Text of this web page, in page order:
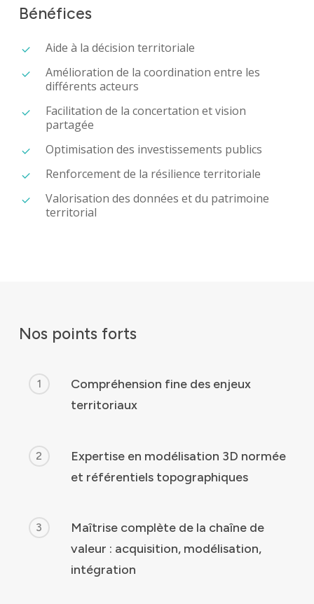
Bénéfices
Aide à la décision territoriale
Amélioration de la coordination entre les
différents acteurs
Facilitation de la concertation et vision
partagée
Optimisation des investissements publics
Renforcement de la résilience territoriale
Valorisation des données et du patrimoine
territorial
Nos points forts
1
Compréhension fine des enjeux
territoriaux
2
Expertise en modélisation 3D normée
et référentiels topographiques
3
Maîtrise complète de la chaîne de
valeur : acquisition, modélisation,
intégration